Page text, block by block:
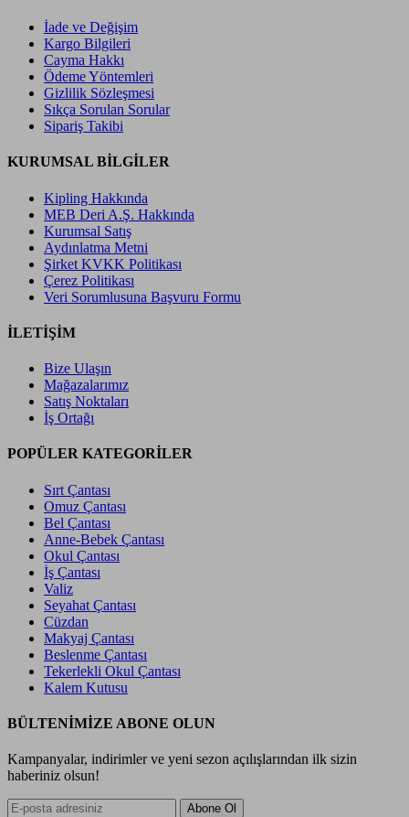
İade ve Değişim
Kargo Bilgileri
Cayma Hakkı
Ödeme Yöntemleri
Gizlilik Sözleşmesi
Sıkça Sorulan Sorular
Sipariş Takibi
KURUMSAL BİLGİLER
Kipling Hakkında
MEB Deri A.Ş. Hakkında
Kurumsal Satış
Aydınlatma Metni
Şirket KVKK Politikası
Çerez Politikası
Veri Sorumlusuna Başvuru Formu
İLETİŞİM
Bize Ulaşın
Mağazalarımız
Satış Noktaları
İş Ortağı
POPÜLER KATEGORİLER
Sırt Çantası
Omuz Çantası
Bel Çantası
Anne-Bebek Çantası
Okul Çantası
İş Çantası
Valiz
Seyahat Çantası
Cüzdan
Makyaj Çantası
Beslenme Çantası
Tekerlekli Okul Çantası
Kalem Kutusu
BÜLTENİMİZE ABONE OLUN
Kampanyalar, indirimler ve yeni sezon açılışlarından ilk sizin
haberiniz olsun!